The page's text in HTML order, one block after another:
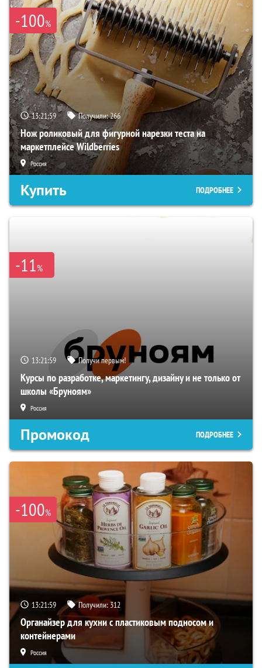
-100%
13:21:59 Получили:266
Нож роликовый для фигурной нарезки теста на
маркетплейсе Wildberries
Россия
Купить ПОДРОБНЕЕ
-11%
13:21:59 Получи первым!
Курсы по разработке, маркетингу, дизайну и не только от
школы «Бруноям»
Россия
Промокод ПОДРОБНЕЕ
-100%
13:21:59 Получили: 312
Органайзер для кухни с пластиковым подносом и
контейнерами
Россия